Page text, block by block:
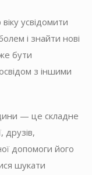
усвідомити
і знайти нові
бути
з іншими
— це складне
друзів,
допомоги його
шукати